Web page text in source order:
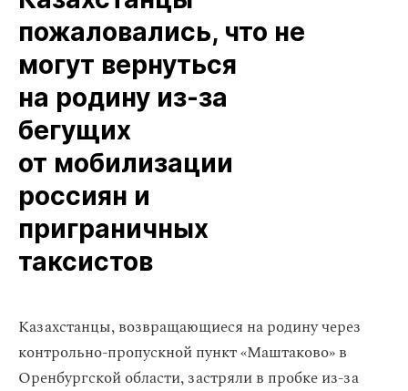
пожаловались, что не
могут вернуться
на родину из‑за
бегущих
от мобилизации
россиян и
приграничных
таксистов
Казахстанцы, возвращающиеся на родину через
контрольно-пропускной пункт «Маштаково» в
Оренбургской области, застряли в пробке из-за